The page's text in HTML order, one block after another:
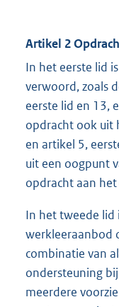
Artikel 2
In het eerste lid
verwoord, zoals
eerste lid en 13,
opdracht ook uit
en artikel 5,
uit een oogpunt
opdracht aan
In het tweede lid
werkleeraanbod
combinatie van
ondersteuning
meerdere